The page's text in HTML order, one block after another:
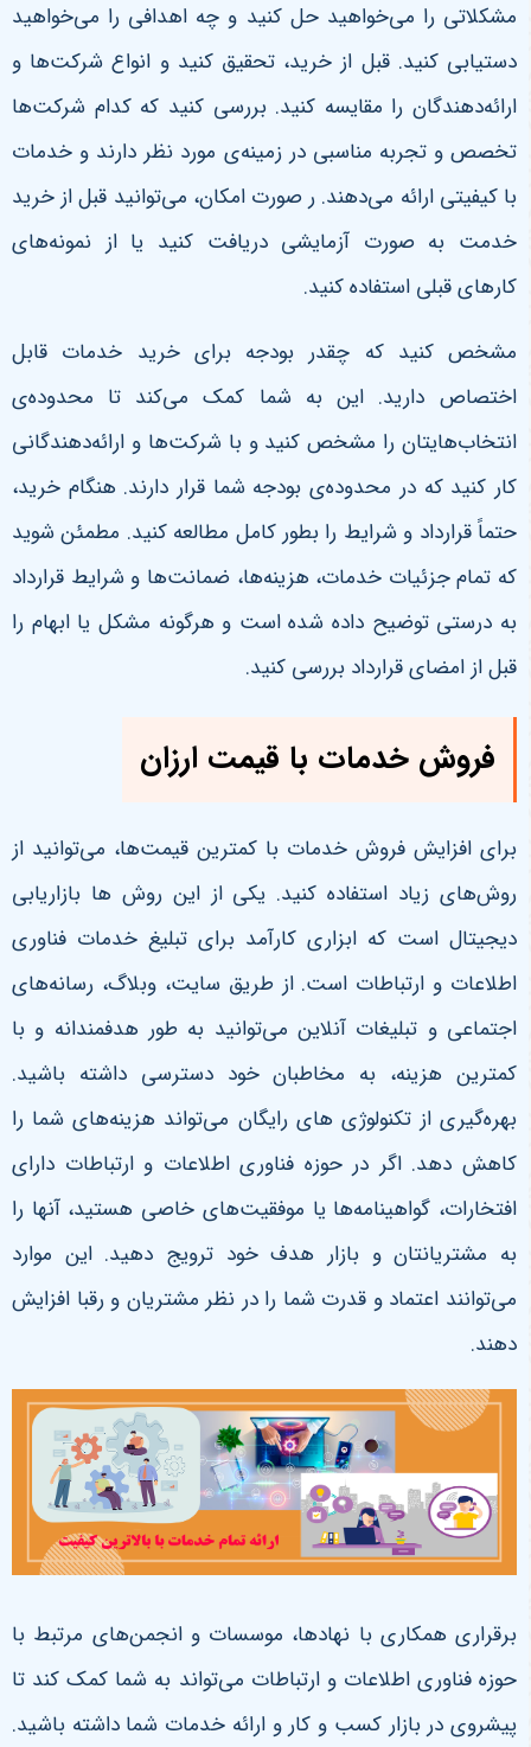
مشکلاتی را می‌خواهید حل کنید و چه اهدافی را می‌خواهید
دستیابی کنید. قبل از خرید، تحقیق کنید و انواع شرکت‌ها و
ارائه‌دهندگان را مقایسه کنید. بررسی کنید که کدام شرکت‌ها
تخصص و تجربه مناسبی در زمینه‌ی مورد نظر دارند و خدمات
با کیفیتی ارائه می‌دهند. ر صورت امکان، می‌توانید قبل از خرید
خدمت به صورت آزمایشی دریافت کنید یا از نمونه‌های
کارهای قبلی استفاده کنید.
مشخص کنید که چقدر بودجه برای خرید خدمات قابل
اختصاص دارید. این به شما کمک می‌کند تا محدوده‌ی
انتخاب‌هایتان را مشخص کنید و با شرکت‌ها و ارائه‌دهندگانی
کار کنید که در محدوده‌ی بودجه شما قرار دارند. هنگام خرید،
حتماً قرارداد و شرایط را بطور کامل مطالعه کنید. مطمئن شوید
که تمام جزئیات خدمات، هزینه‌ها، ضمانت‌ها و شرایط قرارداد
به درستی توضیح داده شده است و هرگونه مشکل یا ابهام را
قبل از امضای قرارداد بررسی کنید.
فروش خدمات با قیمت ارزان
برای افزایش فروش خدمات با کمترین قیمت‌ها، می‌توانید از
روش‌های زیاد استفاده کنید. یکی از این روش ها بازاریابی
دیجیتال است که ابزاری کارآمد برای تبلیغ خدمات فناوری
اطلاعات و ارتباطات است. از طریق سایت، وبلاگ، رسانه‌های
اجتماعی و تبلیغات آنلاین می‌توانید به طور هدفمندانه و با
کمترین هزینه، به مخاطبان خود دسترسی داشته باشید.
بهره‌گیری از تکنولوژی های رایگان می‌تواند هزینه‌های شما را
کاهش دهد. اگر در حوزه فناوری اطلاعات و ارتباطات دارای
افتخارات، گواهینامه‌ها یا موفقیت‌های خاصی هستید، آنها را
به مشتریانتان و بازار هدف خود ترویج دهید. این موارد
می‌توانند اعتماد و قدرت شما را در نظر مشتریان و رقبا افزایش
دهند.
برقراری همکاری با نهادها، موسسات و انجمن‌های مرتبط با
حوزه فناوری اطلاعات و ارتباطات می‌تواند به شما کمک کند تا
پیشروی در بازار کسب و کار و ارائه خدمات شما داشته باشید.